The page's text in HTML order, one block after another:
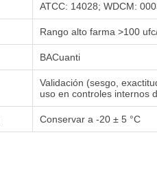
ATCC: 14028; WDCM:
Rango alto farma >100
BACuanti
Validación (sesgo,
uso en controles internos
Conservar a -20 ± 5 °C